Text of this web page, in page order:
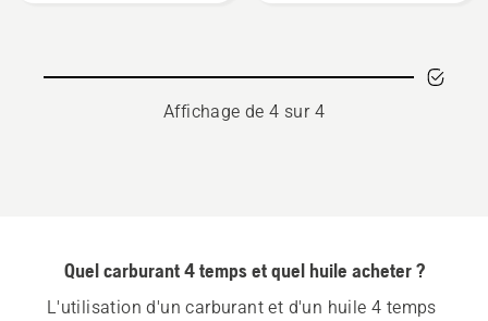
Affichage de 4 sur 4
Quel carburant 4 temps et quel huile acheter ?
L'utilisation d'un carburant et d'un huile 4 temps